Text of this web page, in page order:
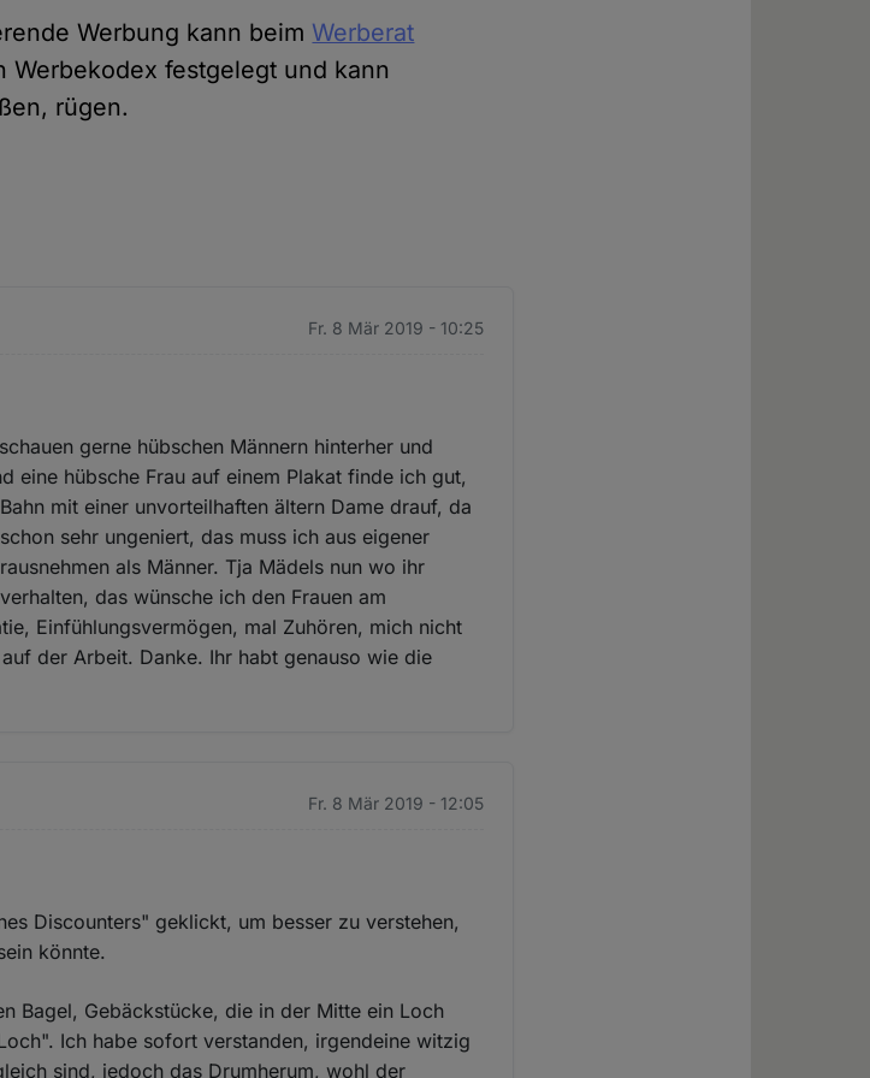
Werbung kann beim Werberat
festgelegt und kann
rügen.
Fr. 8 Mär 2019 - 10:25
gerne hübschen Männern hinterher und
eine hübsche Frau auf einem Plakat finde ich gut,
mit einer unvorteilhaften ältern Dame drauf, da
sehr ungeniert, das muss ich aus eigener
als Männer. Tja Mädels nun wo ihr
das wünsche ich den Frauen am
Einfühlungsvermögen, mal Zuhören, mich nicht
der Arbeit. Danke. Ihr habt genauso wie die
Fr. 8 Mär 2019 - 12:05
Discounters" geklickt, um besser zu verstehen,
könnte.
Bagel, Gebäckstücke, die in der Mitte ein Loch
Ich habe sofort verstanden, irgendeine witzig
sind, jedoch das Drumherum, wohl der